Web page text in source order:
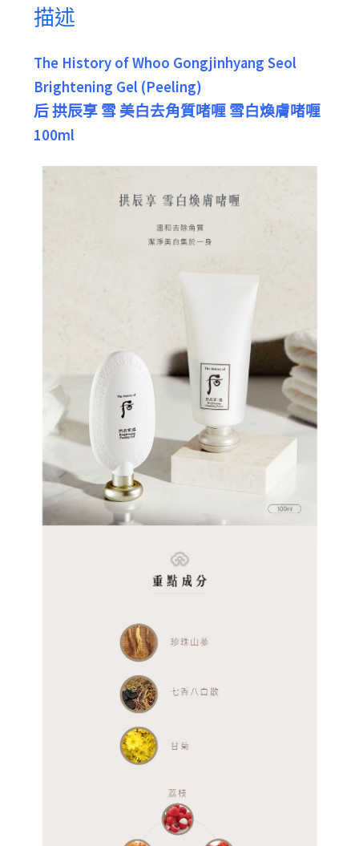
描述
The History of Whoo Gongjinhyang Seol
Brightening Gel (Peeling)
后 拱辰享 雪 美白去角質啫喱 雪白煥膚啫喱
100ml